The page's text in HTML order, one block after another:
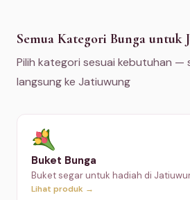
Semua Kategori Bunga untuk
Pilih kategori sesuai kebutuhan —
langsung ke Jatiuwung
Buket Bunga
Buket segar untuk hadiah di
Lihat produk →